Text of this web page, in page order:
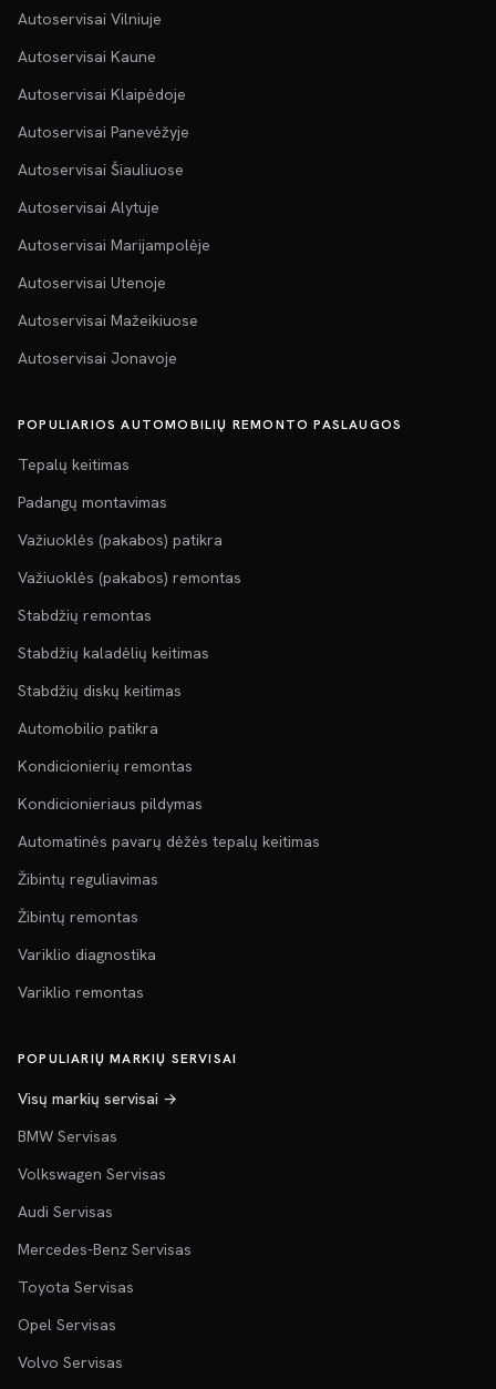
Autoservisai Vilniuje
Autoservisai Kaune
Autoservisai Klaipėdoje
Autoservisai Panevėžyje
Autoservisai Šiauliuose
Autoservisai Alytuje
Autoservisai Marijampolėje
Autoservisai Utenoje
Autoservisai Mažeikiuose
Autoservisai Jonavoje
POPULIARIOS AUTOMOBILIŲ REMONTO PASLAUGOS
Tepalų keitimas
Padangų montavimas
Važiuoklės (pakabos) patikra
Važiuoklės (pakabos) remontas
Stabdžių remontas
Stabdžių kaladėlių keitimas
Stabdžių diskų keitimas
Automobilio patikra
Kondicionierių remontas
Kondicionieriaus pildymas
Automatinės pavarų dėžės tepalų keitimas
Žibintų reguliavimas
Žibintų remontas
Variklio diagnostika
Variklio remontas
POPULIARIŲ MARKIŲ SERVISAI
Visų markių servisai →
BMW Servisas
Volkswagen Servisas
Audi Servisas
Mercedes-Benz Servisas
Toyota Servisas
Opel Servisas
Volvo Servisas